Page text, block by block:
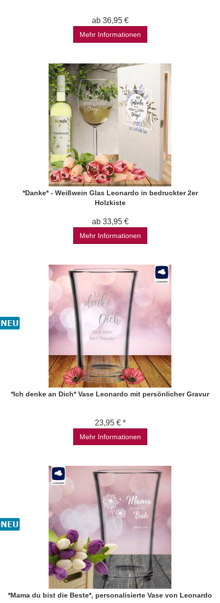
ab 36,95 €
Mehr Informationen
*Danke* - Weißwein Glas Leonardo in bedruckter 2er
Holzkiste
ab 33,95 €
Mehr Informationen
*Ich denke an Dich* Vase Leonardo mit persönlicher Gravur
23,95 € *
Mehr Informationen
*Mama du bist die Beste*, personalisierte Vase von Leonardo